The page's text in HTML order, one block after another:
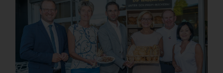
ZULuft - Zukunft Luft Austria
z.l.ö.
Österreichisches Hebammengremium